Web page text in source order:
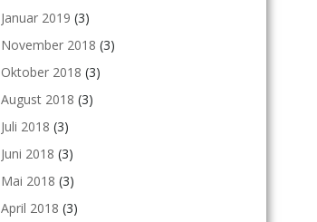
Januar 2019 (3)
November 2018 (3)
Oktober 2018 (3)
August 2018 (3)
Juli 2018 (3)
Juni 2018 (3)
Mai 2018 (3)
April 2018 (3)